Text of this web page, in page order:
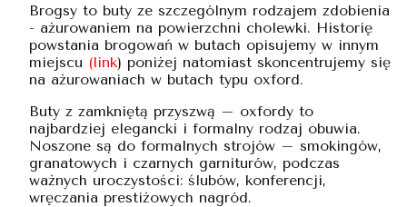
Brogsy to buty ze szczególnym rodzajem zdobienia
- ażurowaniem na powierzchni cholewki. Historię
powstania brogowań w butach opisujemy w innym
miejscu (link) poniżej natomiast skoncentrujemy się
na ażurowaniach w butach typu oxford.
Buty z zamkniętą przyszwą – oxfordy to
najbardziej elegancki i formalny rodzaj obuwia.
Noszone są do formalnych strojów – smokingów,
granatowych i czarnych garniturów, podczas
ważnych uroczystości: ślubów, konferencji,
wręczania prestiżowych nagród.